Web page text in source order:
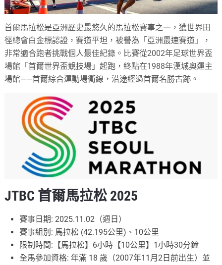
首爾馬拉松是亞洲歷史最悠久的馬拉松賽事之一，獲世界田
徑總會白金標認證，賽道平坦，被譽為「亞洲最速賽道」，
非常適合跑者挑戰個人最佳紀錄。比賽從2002年足球世界盃
場館「首爾世界盃競技場」起跑，終點在1988年漢城奧運主
場館——首爾綜合運動場衝線，沿途經過首爾名勝古跡。
JTBC 首爾馬拉松 2025
賽事日期: 2025.11.02（週日）
賽事組別: 馬拉松 (42.195公里)、10公里
限制時間:【馬拉松】6小時【10公里】1小時30分鐘
全馬參加資格: 年滿 18 歲（2007年11月2日前出生）並